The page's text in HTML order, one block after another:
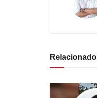
Relacionado